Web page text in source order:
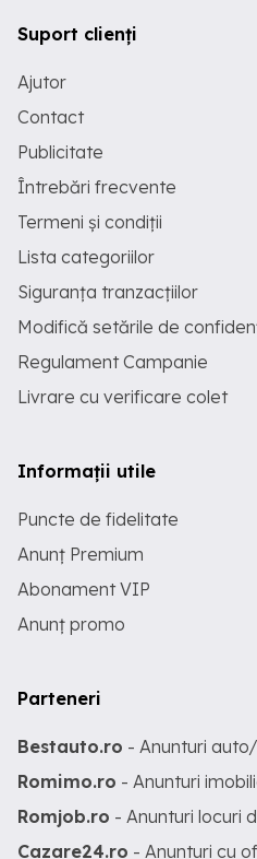
Suport clienți
Ajutor
Contact
Publicitate
Întrebări frecvente
Termeni și condiții
Lista categoriilor
Siguranța tranzacțiilor
Modifică setările de
Regulament Campanie
Livrare cu verificare colet
Informații utile
Puncte de fidelitate
Anunț Premium
Abonament VIP
Anunț promo
Parteneri
Bestauto.ro - Anunturi
Romimo.ro - Anunturi
Romjob.ro - Anunturi locuri
Cazare24.ro - Anunturi cu